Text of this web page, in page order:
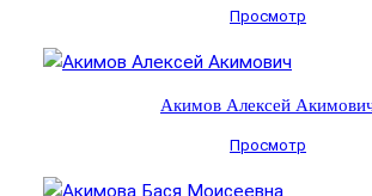
Просмотр
Акимов Алексей
Просмотр